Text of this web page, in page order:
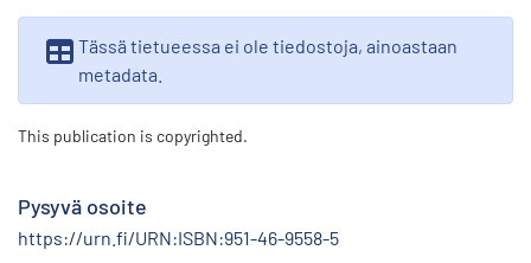
Tässä tietueessa ei ole tiedostoja, ainoastaan
metadata.
This publication is copyrighted.
Pysyvä osoite
https://urn.fi/URN:ISBN:951-46-9558-5